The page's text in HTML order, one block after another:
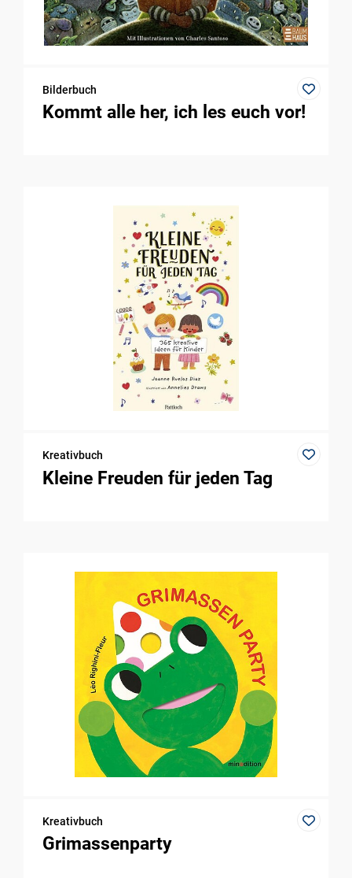
Bilderbuch
Kommt alle her, ich les euch vor!
Kreativbuch
Kleine Freuden für jeden Tag
Kreativbuch
Grimassenparty